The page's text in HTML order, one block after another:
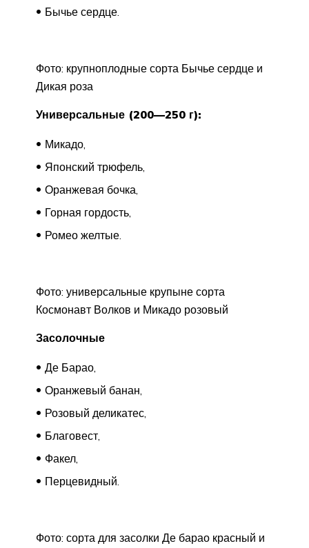
Бычье сердце.
Фото: крупноплодные сорта Бычье сердце и
Дикая роза
Универсальные (200—250 г):
Микадо,
Японский трюфель,
Оранжевая бочка,
Горная гордость,
Ромео желтые.
Фото: универсальные крупыне сорта
Космонавт Волков и Микадо розовый
Засолочные
Де Барао,
Оранжевый банан,
Розовый деликатес,
Благовест,
Факел,
Перцевидный.
Фото: сорта для засолки Де барао красный и